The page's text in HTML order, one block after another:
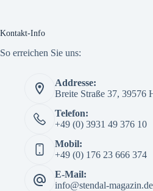
Kontakt-Info
So erreichen Sie uns:
Addresse:
Breite Straße 37, 39576
Telefon:
+49 (0) 3931 49 376 10
Mobil:
+49 (0) 176 23 666 374
E-Mail:
info@stendal-magazin.de